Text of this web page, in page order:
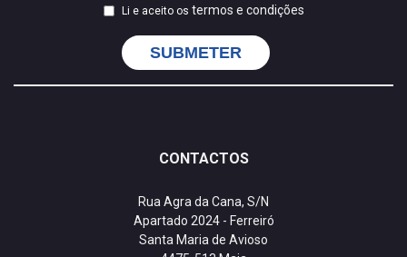
Li e aceito os termos e condições
SUBMETER
CONTACTOS
Rua Agra da Cana, S/N
Apartado 2024 - Ferreiró
Santa Maria de Avioso